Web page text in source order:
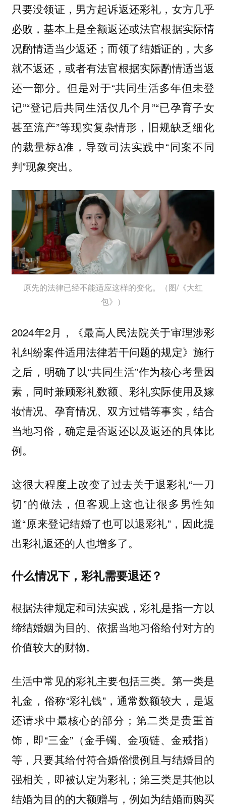
只要没领证，男方起诉返还彩礼，女方几乎
必败，基本上是全额返还或法官根据实际情
况酌情适当少返还；而领了结婚证的，大多
就不返还，或者有法官根据实际酌情适当返
还一部分。但是对于“共同生活多年但未登
记”“登记后共同生活仅几个月”“已孕育子女
甚至流产”等现实复杂情形，旧规缺乏细化
的裁量标å准，导致司法实践中“同案不同
判”现象突出。
原先的法律已经不能适应这样的变化。（图/《大红
包》）
2024年2月，《最高人民法院关于审理涉彩
礼纠纷案件适用法律若干问题的规定》施行
之后，明确了以“共同生活”作为核心考量因
素，同时兼顾彩礼数额、彩礼实际使用及嫁
妆情况、孕育情况、双方过错等事实，结合
当地习俗，确定是否返还以及返还的具体比
例。
这很大程度上改变了过去关于退彩礼“一刀
切”的做法，但客观上这也让很多男性知
道“原来登记结婚了也可以退彩礼”，因此提
出彩礼返还的人也增多了。
什么情况下，彩礼需要退还？
根据法律规定和司法实践，彩礼是指一方以
缔结婚姻为目的、依据当地习俗给付对方的
价值较大的财物。
生活中常见的彩礼主要包括三类。第一类是
礼金，俗称“彩礼钱”，通常数额较大，是返
还请求中最核心的部分；第二类是贵重首
饰，即“三金”（金手镯、金项链、金戒指）
等，只要其给付符合婚俗惯例且与结婚目的
强相关，即被认定为彩礼；第三类是其他以
结婚为目的的大额赠与，例如为结婚而购买